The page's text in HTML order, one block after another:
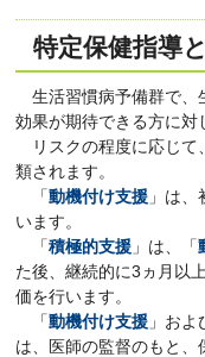
特定保健指導
生活習慣病予備群で、
効果が期待できる方に対
リスクの程度に応じて
類されます。
「動機付け支援 」は
います。
「積極的支援 」は、「
た後、継続的に3ヵ月以
価を行います。
「動機付け支援 」およ
は、医師の監督のもと、